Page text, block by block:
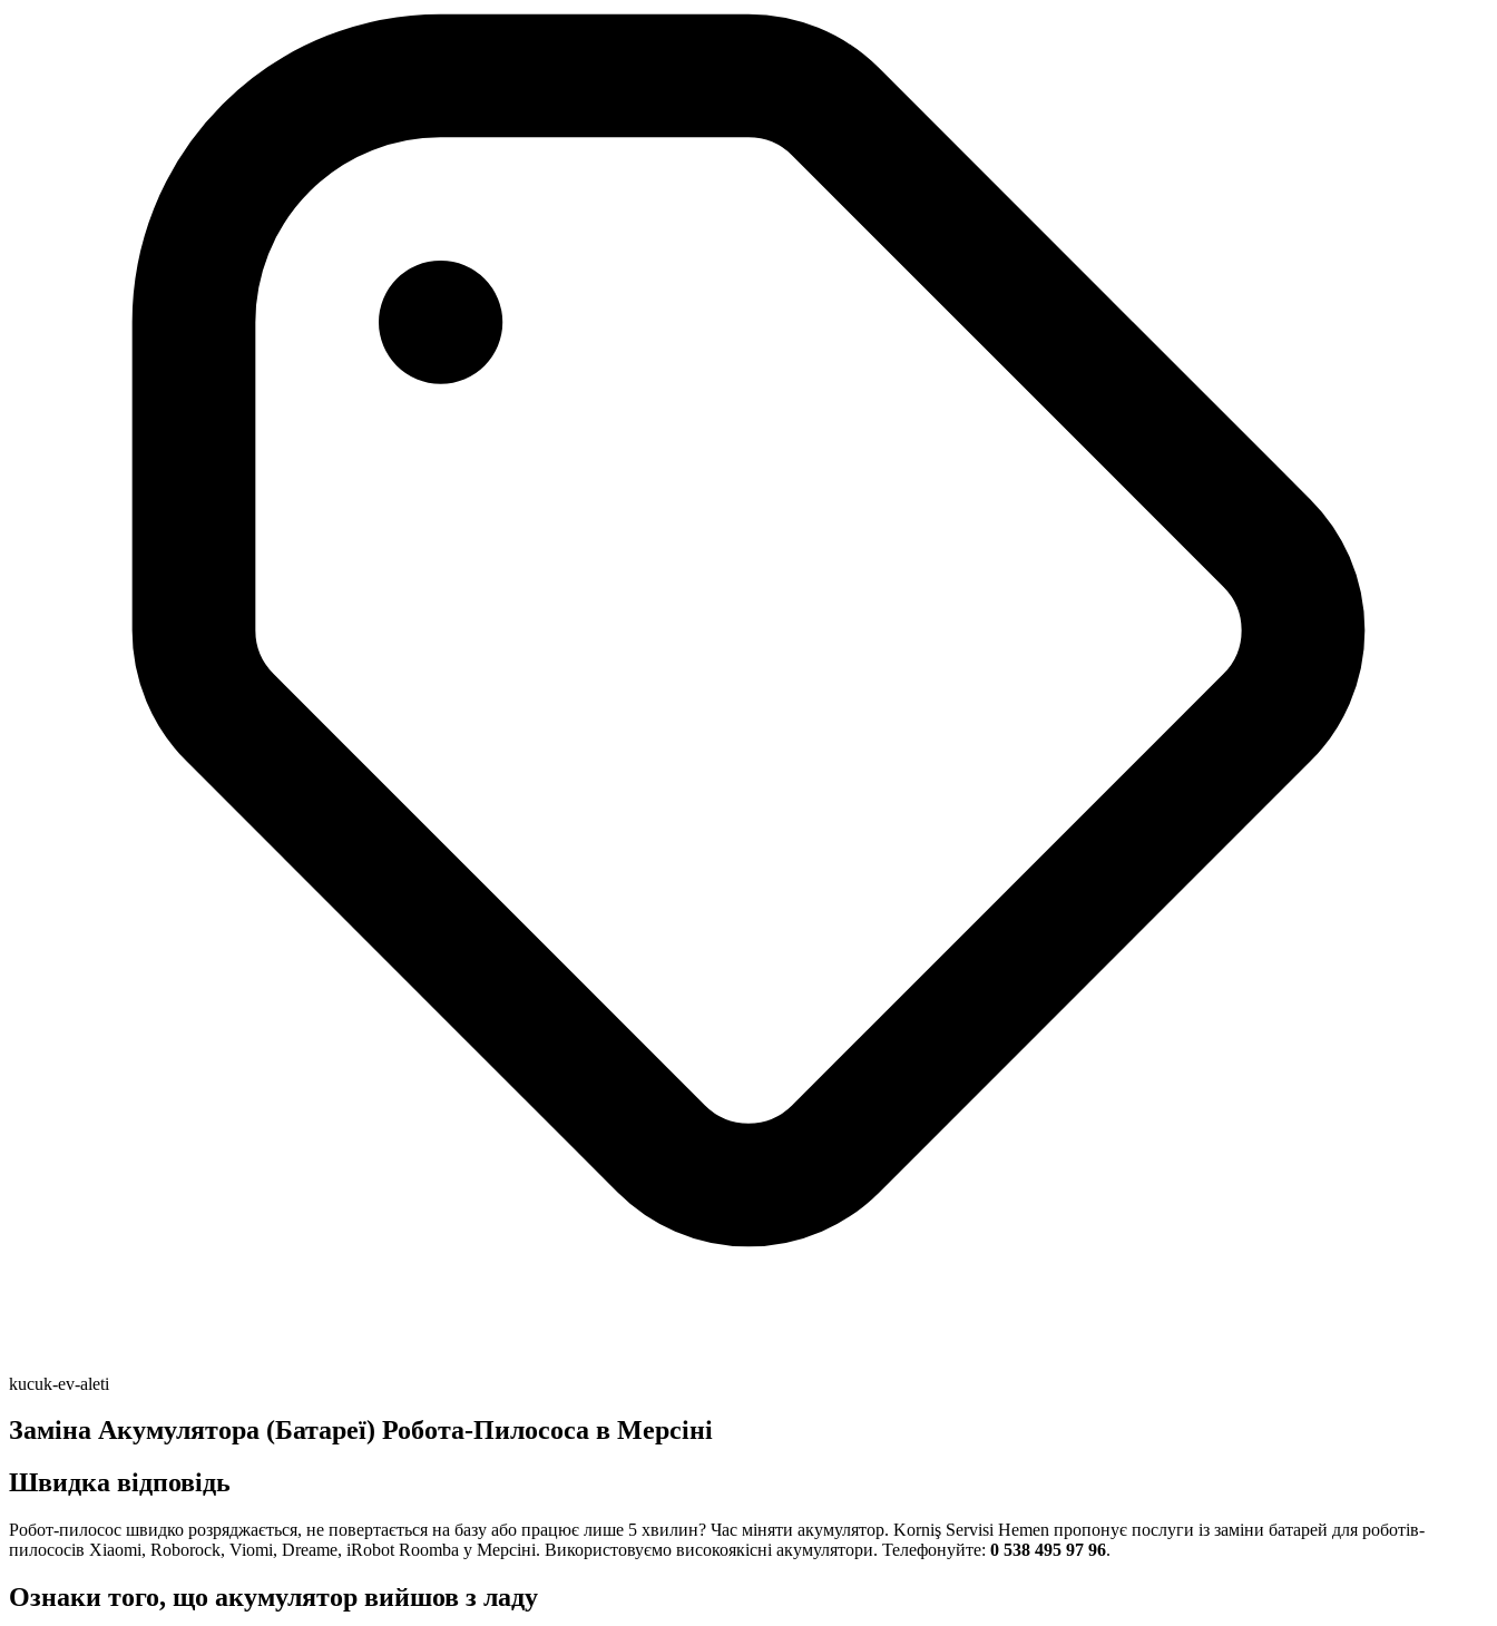
kucuk-ev-aleti
Заміна Акумулятора (Батареї) Робота-Пилососа в Мерсіні
Швидка відповідь
Робот-пилосос швидко розряджається, не повертається на базу або працює лише 5 хвилин? Час міняти акумулятор. Korniş Servisi Hemen пропонує послуги із заміни батарей для роботів-
пилососів Xiaomi, Roborock, Viomi, Dreame, iRobot Roomba у Мерсіні. Використовуємо високоякісні акумулятори. Телефонуйте: 0 538 495 97 96.
Ознаки того, що акумулятор вийшов з ладу